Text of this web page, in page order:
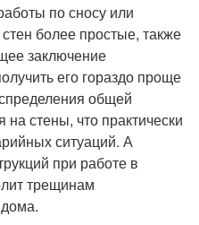
по сносу или
более простые, также
заключение
его гораздо проще
общей
на стены, что практически
ситуаций. А
при работе в
трещинам